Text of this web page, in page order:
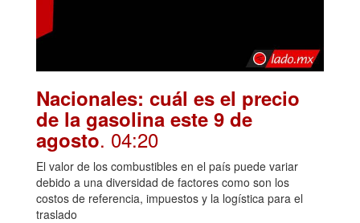
Nacionales: cuál es el precio
de la gasolina este 9 de
agosto. 04:20
El valor de los combustibles en el país puede variar
debido a una diversidad de factores como son los
costos de referencia, impuestos y la logística para el
traslado